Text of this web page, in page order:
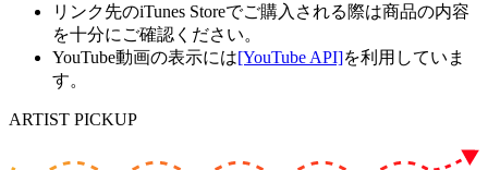
リンク先のiTunes Storeでご購入される際は商品の内容
を十分にご確認ください。
YouTube動画の表示には[YouTube API]を利用していま
す。
ARTIST PICKUP